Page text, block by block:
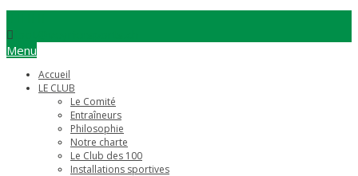
Menu
Accueil
LE CLUB
Le Comité
Entraîneurs
Philosophie
Notre charte
Le Club des 100
Installations sportives